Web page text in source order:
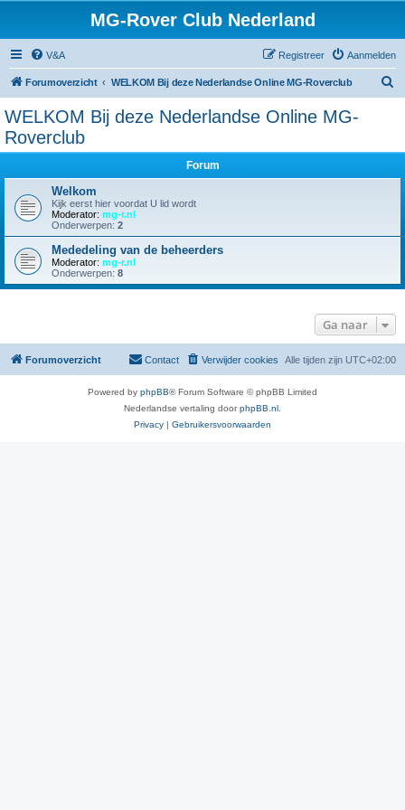
MG-Rover Club Nederland
V&A Aanmelden
Registreer
Forumoverzicht WELKOM Bij deze Nederlandse Online MG-Roverclub
WELKOM Bij deze Nederlandse Online MG-
Roverclub
Forum
Welkom
Kijk eerst hier voordat U lid wordt
Moderator: mg-r.nl
Onderwerpen: 2
Mededeling van de beheerders
Moderator: mg-r.nl
Onderwerpen: 8
Ga naar
Forumoverzicht Alle tijden zijn UTC+02:00
Verwijder cookies
Contact
Powered by phpBB® Forum Software © phpBB Limited
Nederlandse vertaling doorphpBB.nl
Privacy | Gebruikersvoorwaarden